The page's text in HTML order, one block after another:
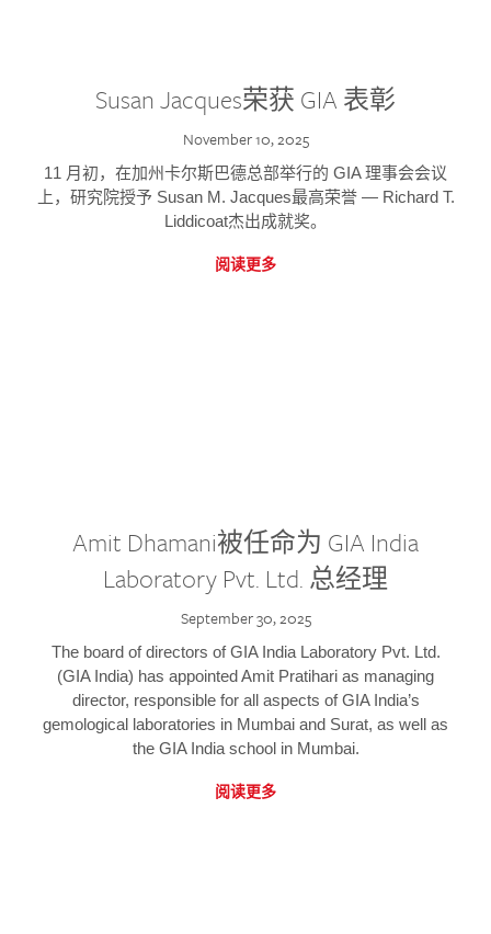
Susan Jacques荣获 GIA 表彰
November 10, 2025
11 月初，在加州卡尔斯巴德总部举行的 GIA 理事会会议
上，研究院授予 Susan M. Jacques最高荣誉 — Richard T.
Liddicoat杰出成就奖。
阅读更多
Amit Dhamani被任命为 GIA India
Laboratory Pvt. Ltd. 总经理
September 30, 2025
The board of directors of GIA India Laboratory Pvt. Ltd.
(GIA India) has appointed Amit Pratihari as managing
director, responsible for all aspects of GIA India’s
gemological laboratories in Mumbai and Surat, as well as
the GIA India school in Mumbai.
阅读更多